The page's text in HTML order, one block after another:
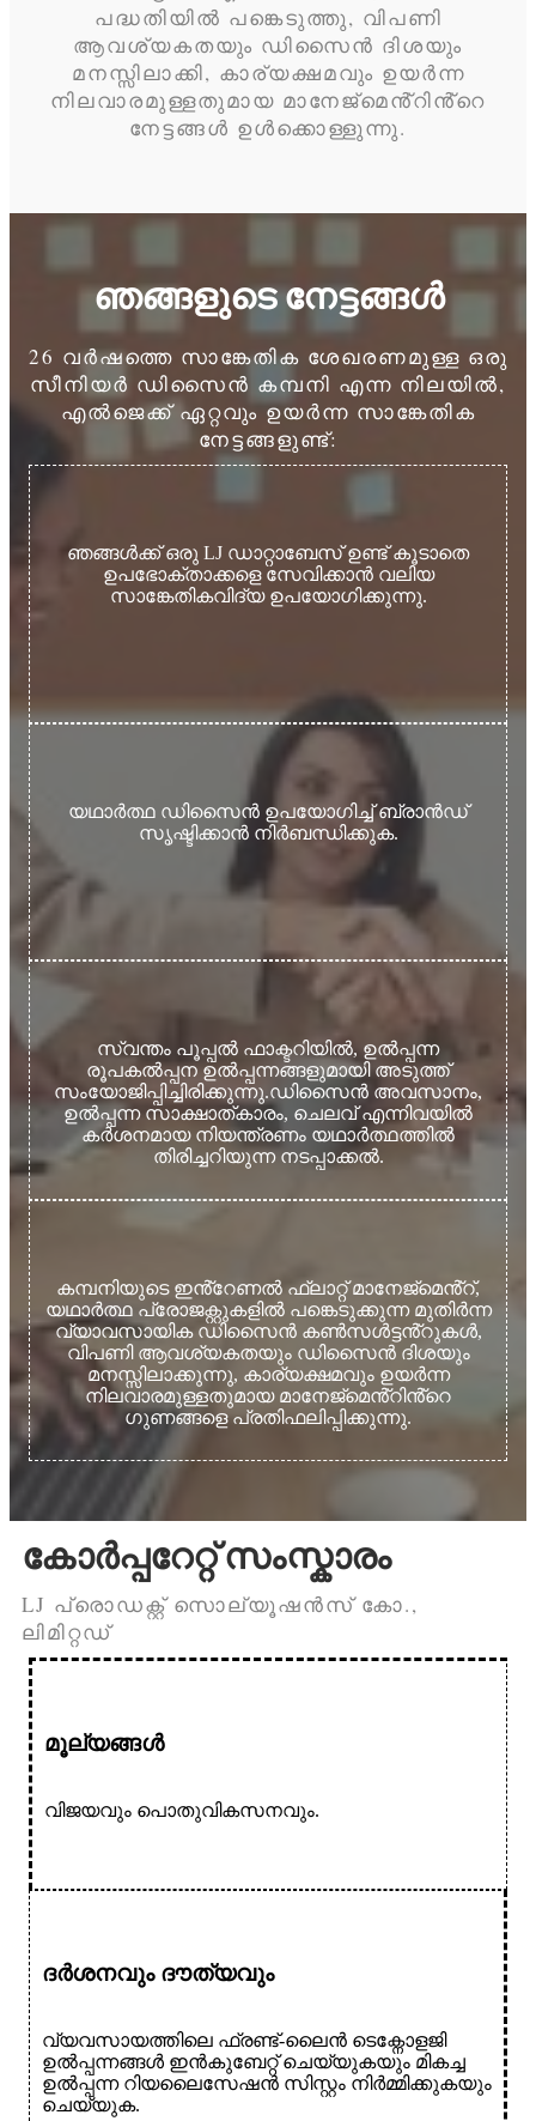
പദ്ധതിയിൽ പങ്കെടുത്തു, വിപണി
ആവശ്യകതയും ഡിസൈൻ ദിശയും
മനസ്സിലാക്കി, കാര്യക്ഷമവും ഉയർന്ന
നിലവാരമുള്ളതുമായ മാനേജ്മെൻ്റിൻ്റെ
നേട്ടങ്ങൾ ഉൾക്കൊള്ളുന്നു.
ഞങ്ങളുടെ നേട്ടങ്ങൾ
26 വർഷത്തെ സാങ്കേതിക ശേഖരണമുള്ള ഒരു
സീനിയർ ഡിസൈൻ കമ്പനി എന്ന നിലയിൽ,
എൽജെക്ക് ഏറ്റവും ഉയർന്ന സാങ്കേതിക
നേട്ടങ്ങളുണ്ട്:
ഞങ്ങൾക്ക് ഒരു LJ ഡാറ്റാബേസ് ഉണ്ട് കൂടാതെ
ഉപഭോക്താക്കളെ സേവിക്കാൻ വലിയ
സാങ്കേതികവിദ്യ ഉപയോഗിക്കുന്നു.
യഥാർത്ഥ ഡിസൈൻ ഉപയോഗിച്ച് ബ്രാൻഡ്
സൃഷ്ടിക്കാൻ നിർബന്ധിക്കുക.
സ്വന്തം പൂപ്പൽ ഫാക്ടറിയിൽ, ഉൽപ്പന്ന
രൂപകൽപ്പന ഉൽപ്പന്നങ്ങളുമായി അടുത്ത്
സംയോജിപ്പിച്ചിരിക്കുന്നു.ഡിസൈൻ അവസാനം,
ഉൽപ്പന്ന സാക്ഷാത്കാരം, ചെലവ് എന്നിവയിൽ
കർശനമായ നിയന്ത്രണം യഥാർത്ഥത്തിൽ
തിരിച്ചറിയുന്ന നടപ്പാക്കൽ.
കമ്പനിയുടെ ഇൻ്റേണൽ ഫ്ലാറ്റ് മാനേജ്‌മെൻ്റ്,
യഥാർത്ഥ പ്രോജക്റ്റുകളിൽ പങ്കെടുക്കുന്ന മുതിർന്ന
വ്യാവസായിക ഡിസൈൻ കൺസൾട്ടൻ്റുകൾ,
വിപണി ആവശ്യകതയും ഡിസൈൻ ദിശയും
മനസ്സിലാക്കുന്നു, കാര്യക്ഷമവും ഉയർന്ന
നിലവാരമുള്ളതുമായ മാനേജ്‌മെൻ്റിൻ്റെ
ഗുണങ്ങളെ പ്രതിഫലിപ്പിക്കുന്നു.
കോർപ്പറേറ്റ് സംസ്കാരം
LJ പ്രൊഡക്റ്റ് സൊല്യൂഷൻസ് കോ.,
ലിമിറ്റഡ്
മൂല്യങ്ങൾ
വിജയവും പൊതുവികസനവും.
ദർശനവും ദൗത്യവും
വ്യവസായത്തിലെ ഫ്രണ്ട്-ലൈൻ ടെക്നോളജി
ഉൽപ്പന്നങ്ങൾ ഇൻകുബേറ്റ് ചെയ്യുകയും മികച്ച
ഉൽപ്പന്ന റിയലൈസേഷൻ സിസ്റ്റം നിർമ്മിക്കുകയും
ചെയ്യുക.